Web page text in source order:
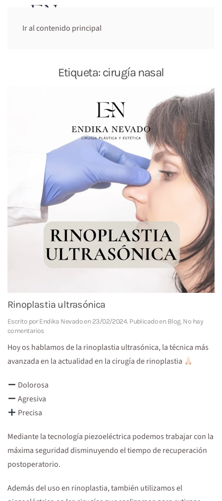
Ir al contenido principal
Etiqueta: cirugía nasal
Rinoplastia ultrasónica
Escrito porEndika Nevadoen23/02/2024. Publicado enBlog.No hay
comentariosen
ultrasónica
Hoy os hablamos de la rinoplastia ultrasónica, la técnica más
avanzada en la actualidad en la cirugía de rinoplastia
Dolorosa
Agresiva
Precisa
Mediante la tecnología piezoeléctrica podemos trabajar con la
máxima seguridad disminuyendo el tiempo de recuperación
postoperatorio.
Además del uso en rinoplastia, también utilizamos el